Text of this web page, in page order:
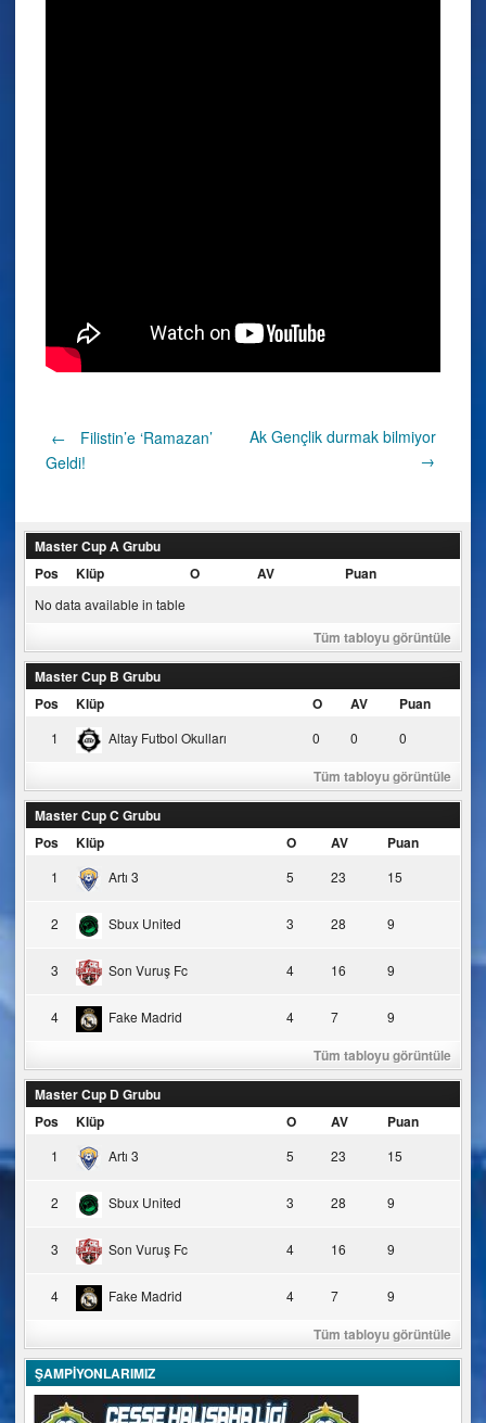
Post
←
Filistin’e ‘Ramazan’
Geldi!
Ak Gençlik durmak bilmiyor
→
Master Cup A Grubu
Pos
Klüp O AV Puan
No data available in table
Tüm tabloyu görüntüle
Master Cup B Grubu
Pos
Klüp O AV Puan
1 Altay Futbol Okulları 0 0 0
Tüm tabloyu görüntüle
Master Cup C Grubu
Pos
Klüp O AV Puan
1 Artı 3 5 23 15
2 Sbux United 3 28 9
3 Son Vuruş Fc 4 16 9
4 Fake Madrid 4 7 9
Tüm tabloyu görüntüle
Master Cup D Grubu
Pos
Klüp O AV Puan
1 Artı 3 5 23 15
2 Sbux United 3 28 9
3 Son Vuruş Fc 4 16 9
4 Fake Madrid 4 7 9
Tüm tabloyu görüntüle
ŞAMPİYONLARIMIZ